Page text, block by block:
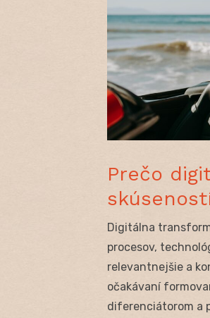
Prečo
Digitálna
procesov,
relevantnejšie a
očakávaní
diferenciátorom a